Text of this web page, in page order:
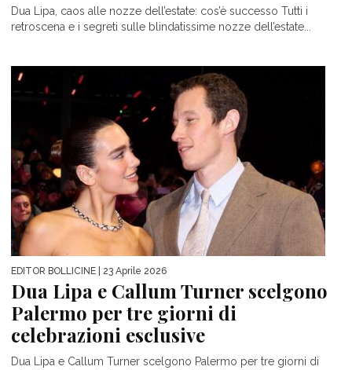
Dua Lipa, caos alle nozze dell’estate: cos’è successo Tutti i
retroscena e i segreti sulle blindatissime nozze dell’estate...
EDITOR BOLLICINE | 23 Aprile 2026
Dua Lipa e Callum Turner scelgono
Palermo per tre giorni di
celebrazioni esclusive
Dua Lipa e Callum Turner scelgono Palermo per tre giorni di